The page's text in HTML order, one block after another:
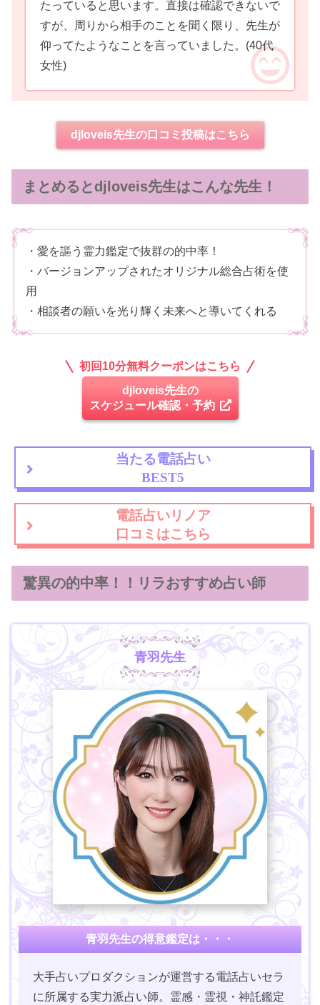
たっていると思います。直接は確認できないで
すが、周りから相手のことを聞く限り、先生が
仰ってたようなことを言っていました。 (40代
女性)
djloveis先生の口コミ投稿はこちら
まとめるとdjloveis先生はこんな先生！
・愛を謳う霊力鑑定で抜群の的中率！
・バージョンアップされたオリジナル総合占術を使
用
・相談者の願いを光り輝く未来へと導いてくれる
初回10分無料クーポンはこちら
djloveis先生の
スケジュール確認・予約
当たる電話占い
BEST5
電話占いリノア
口コミはこちら
驚異の的中率！！リラおすすめ占い師
青羽先生
青羽先生の得意鑑定は・・・
大手占いプロダクションが運営する電話占いセラ
に所属する実力派占い師。霊感・霊視・神託鑑定